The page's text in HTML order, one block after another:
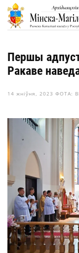
Skip to main
Першы
Ракаве
14 жніўня, 2023 ФОТА: